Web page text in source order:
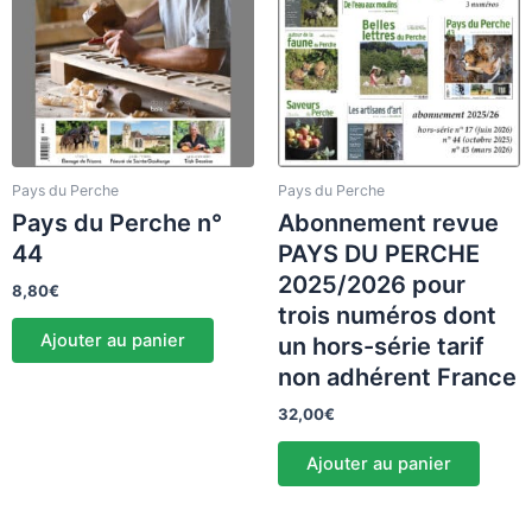
Pays du Perche
Pays du Perche n°
44
8,80€
Ajouter au panier
Pays du Perche
Abonnement revue
PAYS DU PERCHE
2025/2026 pour
trois numéros dont
un hors-série tarif
non adhérent France
32,00€
Ajouter au panier